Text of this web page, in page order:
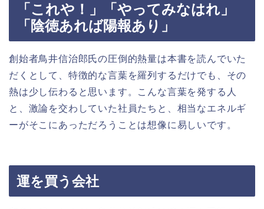
「これや！」「やってみなはれ」
「陰徳あれば陽報あり」
創始者鳥井信治郎氏の圧倒的熱量は本書を読んでいた
だくとして、特徴的な言葉を羅列するだけでも、その
熱は少し伝わると思います。こんな言葉を発する人
と、激論を交わしていた社員たちと、相当なエネルギ
ーがそこにあっただろうことは想像に易しいです。
運を買う会社